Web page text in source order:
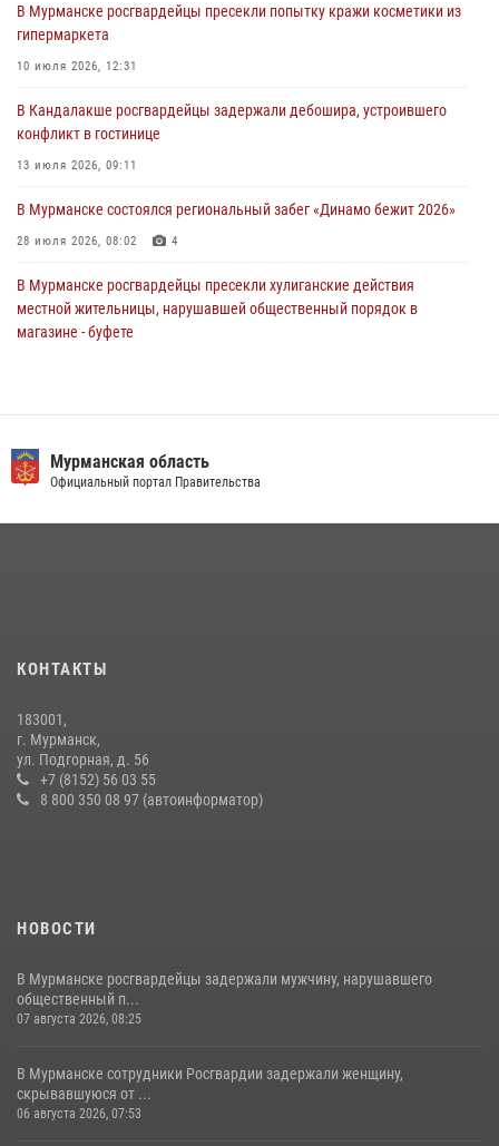
31 июля 2026, 08:48 3
Сотрудники Росгвардии задержали мужчину, не оплатившего счет в
30 июля 2026, 14:09
В Управлении Росгвардии по Мурманской области прошло пожарно-
30 июля 2026, 14:05
В Мурманске росгвардейцы пресекли попытку кражи косметики из
гипермаркета
10 июля 2026, 12:31
В Кандалакше росгвардейцы задержали дебошира, устроившего
конфликт в гостинице
13 июля 2026, 09:11
В Мурманске состоялся региональный забег «Динамо бежит 2026»
28 июля 2026, 08:02 4
В Мурманске росгвардейцы пресекли хулиганские действия
местной жительницы, нарушавшей общественный порядок в
магазине - буфете
безопасности в период выборов
16 июля 2026, 07:26
В Мурманске росгвардейцы задержали ночного дебошира,
устроившего скандал в мини-отеле
09 июля 2026, 07:56
Мурманская область
Официальный портал Правительства
КОНТАКТЫ
183001,
г. Мурманск,
ул. Подгорная, д. 56
+7 (8152) 56 03 55
8 800 350 08 97 (автоинформатор)
НОВОСТИ
В Мурманске росгвардейцы задержали мужчину, нарушавшего
общественный п...
07 августа 2026, 08:25
В Мурманске сотрудники Росгвардии задержали женщину,
скрывавшуюся от ...
06 августа 2026, 07:53